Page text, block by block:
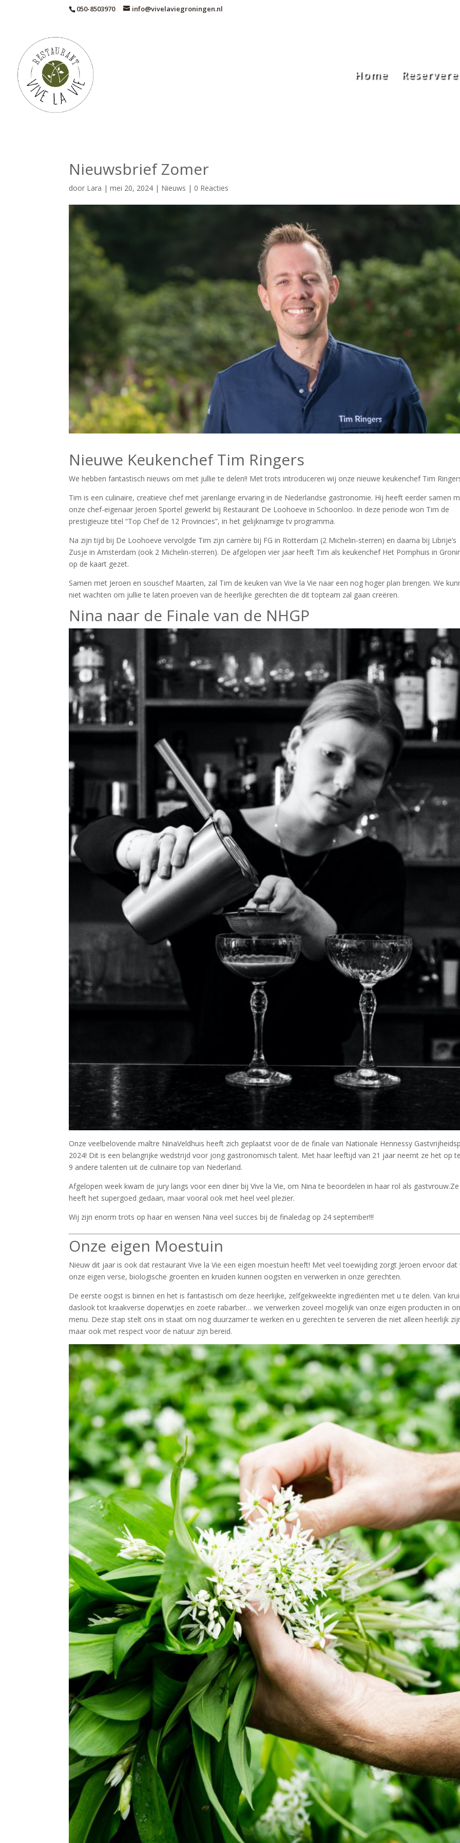
050-8503970 info@vivelaviegroningen.nl
Home
Nieuwsbrief Zomer
door Lara |mei 20, 2024 | Nieuws | 0 Reacties
Nieuwe Keukenchef Tim Ringers
We hebben fantastisch nieuws om met jullie te delen!! Met trots introduceren wij onze nieuwe keukenchef Tim
Tim is een culinaire, creatieve chef met jarenlange ervaring in de Nederlandse gastronomie. Hij heeft eerder samen
onze chef-eigenaar Jeroen Sportel gewerkt bij Restaurant De Loohoeve in Schoonloo. In deze periode won Tim de
prestigieuze titel “Top Chef de 12 Provincies”, in het gelijknamige tv programma.
Na zijn tijd bij De Loohoeve vervolgde Tim zijn carrière bij FG in Rotterdam (2 Michelin-sterren) en daarna bij Librije’s
Zusje in Amsterdam (ook 2 Michelin-sterren). De afgelopen vier jaar heeft Tim als keukenchef Het Pomphuis in
op de kaart gezet.
Samen met Jeroen en souschef Maarten, zal Tim de keuken van Vive la Vie naar een nog hoger plan brengen. We
niet wachten om jullie te laten proeven van de heerlijke gerechten die dit topteam zal gaan creëren.
Nina naar de Finale van de NHGP
Onze veelbelovende maître NinaVeldhuis heeft zich geplaatst voor de de finale van Nationale Hennessy
2024! Dit is een belangrijke wedstrijd voor jong gastronomisch talent. Met haar leeftijd van 21 jaar neemt ze het op
9 andere talenten uit de culinaire top van Nederland.
Afgelopen week kwam de jury langs voor een diner bij Vive la Vie, om Nina te beoordelen in haar rol als gastvrouw.Ze
heeft het supergoed gedaan, maar vooral ook met heel veel plezier.
Wij zijn enorm trots op haar en wensen Nina veel succes bij de finaledag op 24 september!!!
Onze eigen Moestuin
Nieuw dit jaar is ook dat restaurant Vive la Vie een eigen moestuin heeft! Met veel toewijding zorgt Jeroen ervoor dat
onze eigen verse, biologische groenten en kruiden kunnen oogsten en verwerken in onze gerechten.
De eerste oogst is binnen en het is fantastisch om deze heerlijke, zelfgekweekte ingrediënten met u te delen. Van
daslook tot kraakverse doperwtjes en zoete rabarber… we verwerken zoveel mogelijk van onze eigen producten in
menu. Deze stap stelt ons in staat om nog duurzamer te werken en u gerechten te serveren die niet alleen heerlijk
maar ook met respect voor de natuur zijn bereid.